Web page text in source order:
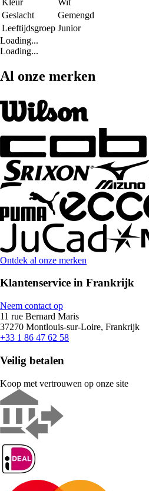
Geslacht
Gemengd
Leeftijdsgroep Junior
Loading...
Loading...
Al onze merken
Ontdek al onze merken
Klantenservice in Frankrijk
Neem contact op
11 rue Bernard Maris
37270 Montlouis-sur-Loire, Frankrijk
+33 1 86 47 62 58
Veilig betalen
Koop met vertrouwen op onze site